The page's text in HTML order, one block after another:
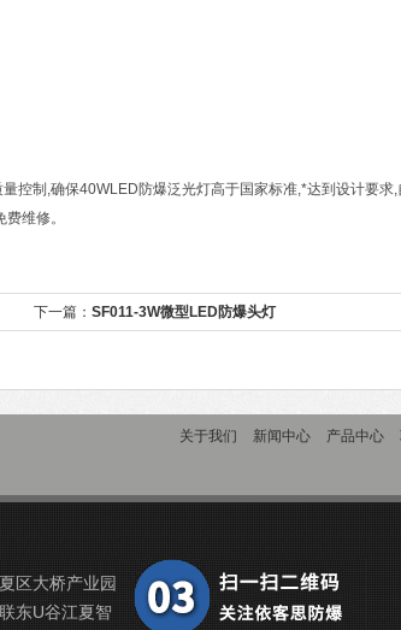
控制,确保40WLED防爆泛光灯高于国家标准,*达到设计要求
维修。
下一篇： SF011-3W微型LED防爆头灯
关于我们 新闻中心 产品中心
区大桥产业园
东U谷江夏智